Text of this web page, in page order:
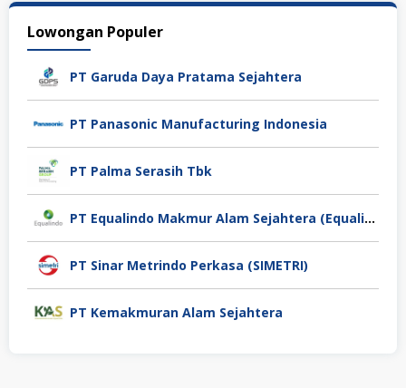
Lowongan Populer
PT Garuda Daya Pratama Sejahtera
PT Panasonic Manufacturing Indonesia
PT Palma Serasih Tbk
PT Equalindo Makmur Alam Sejahtera (Equalindo Group)
PT Sinar Metrindo Perkasa (SIMETRI)
PT Kemakmuran Alam Sejahtera